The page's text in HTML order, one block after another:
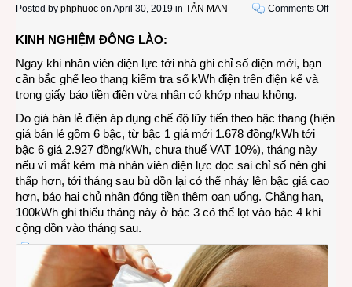
Posted by phphuoc on April 30, 2019 in TẢN MẠN Comments Offon
KINH NGHIỆM ĐÔNG LÀO:
Ngay khi nhân viên điện lực tới nhà ghi chỉ số điện mới, bạn
cần bắc ghế leo thang kiểm tra số kWh điện trên điện kế và
trong giấy báo tiền điện vừa nhận có khớp nhau không.
Do giá bán lẻ điện áp dụng chế độ lũy tiến theo bậc thang (hiện
giá bán lẻ gồm 6 bậc, từ bậc 1 giá mới 1.678 đồng/kWh tới
bậc 6 giá 2.927 đồng/kWh, chưa thuế VAT 10%), tháng này
nếu vì mắt kém mà nhân viên điện lực đọc sai chỉ số nên ghi
thấp hơn, tới tháng sau bù dồn lại có thể nhảy lên bậc giá cao
hơn, báo hại chủ nhân đóng tiền thêm oan uổng. Chẳng hạn,
100kWh ghi thiếu tháng này ở bậc 3 có thể lọt vào bậc 4 khi
cộng dồn vào tháng sau.